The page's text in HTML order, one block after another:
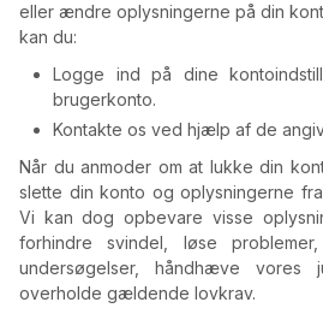
eller ændre oplysningerne på din
kan du:
Logge ind på dine
brugerkonto.
Kontakte os ved hjælp af de
Når du anmoder om at lukke din
slette din konto og oplysningerne
Vi kan dog opbevare visse
forhindre svindel, løse
undersøgelser, håndhæve vores
overholde gældende lovkrav.